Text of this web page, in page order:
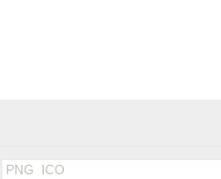
PNG ICO